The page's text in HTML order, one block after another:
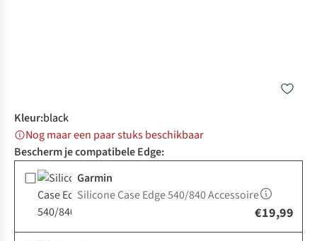
Kleur:black
Nog maar een paar stuks beschikbaar
Bescherm je compatibele Edge:
Garmin
Silicone Case Edge 540/840 Accessoire
€19,99